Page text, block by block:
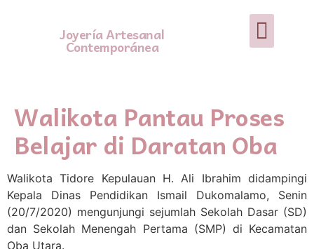
Joyería Artesanal
Contemporánea
Walikota Pantau Proses
Belajar di Daratan Oba
Walikota Tidore Kepulauan H. Ali Ibrahim didampingi
Kepala Dinas Pendidikan Ismail Dukomalamo, Senin
(20/7/2020) mengunjungi sejumlah Sekolah Dasar (SD)
dan Sekolah Menengah Pertama (SMP) di Kecamatan
Oba Utara.